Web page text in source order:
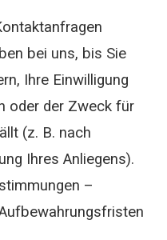
bei uns, bis Sie
Ihre Einwilligung
oder der Zweck für
(z. B. nach
Ihres Anliegens).
–